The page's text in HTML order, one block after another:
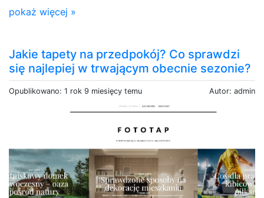
pokaż więcej »
Jakie tapety na przedpokój? Co sprawdzi
się najlepiej w trwającym obecnie sezonie?
Opublikowano: 1 rok 9 miesięcy temu Autor: admin